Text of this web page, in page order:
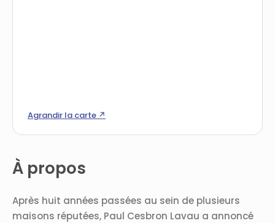
À propos
Après huit années passées au sein de plusieurs
maisons réputées, Paul Cesbron Lavau a annoncé
Agrandir la carte ↗